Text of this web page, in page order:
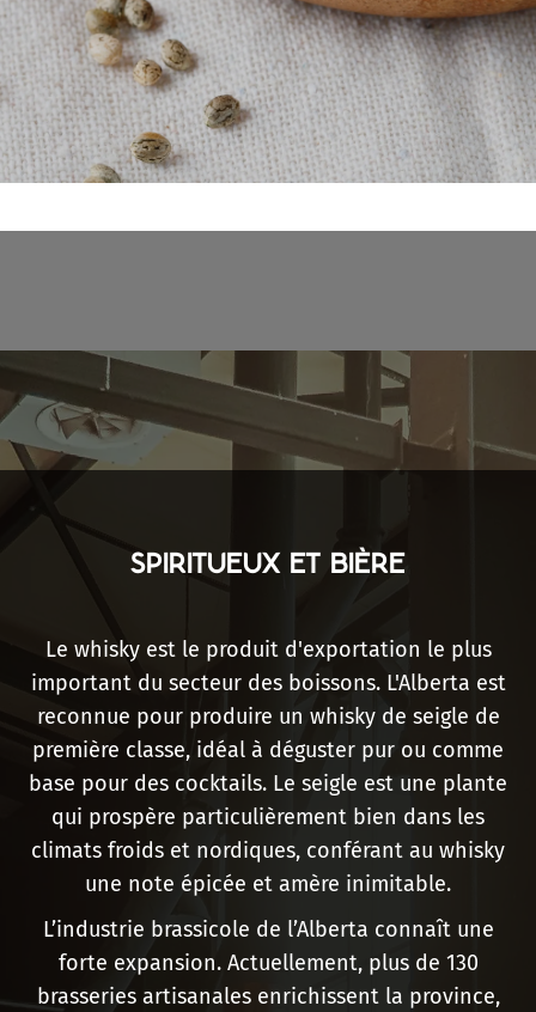
SPIRITUEUX ET BIÈRE
Le whisky est le produit d'exportation le plus
important du secteur des boissons. L'Alberta est
reconnue pour produire un whisky de seigle de
première classe, idéal à déguster pur ou comme
base pour des cocktails. Le seigle est une plante
qui prospère particulièrement bien dans les
climats froids et nordiques, conférant au whisky
une note épicée et amère inimitable.
L’industrie brassicole de l’Alberta connaît une
forte expansion. Actuellement, plus de 130
brasseries artisanales enrichissent la province,